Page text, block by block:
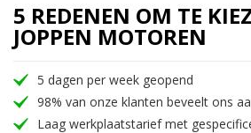
5 REDENEN OM TE
JOPPEN MOTOREN
5 dagen per week geopend
98% van onze klanten beveelt ons
Laag werkplaatstarief met